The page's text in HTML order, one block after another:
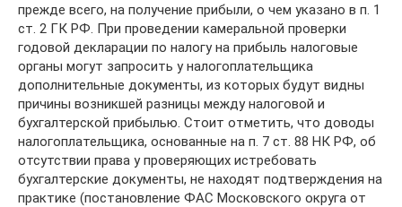
прежде всего, на получение прибыли, о чем указано в п. 1
ст. 2 ГК РФ. При проведении камеральной проверки
годовой декларации по налогу на прибыль налоговые
органы могут запросить у налогоплательщика
дополнительные документы, из которых будут видны
причины возникшей разницы между налоговой и
бухгалтерской прибылью. Стоит отметить, что доводы
налогоплательщика, основанные на п. 7 ст. 88 НК РФ, об
отсутствии права у проверяющих истребовать
бухгалтерские документы, не находят подтверждения на
практике (постановление ФАС Московского округа от